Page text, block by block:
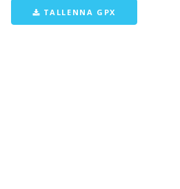
TALLENNA GPX